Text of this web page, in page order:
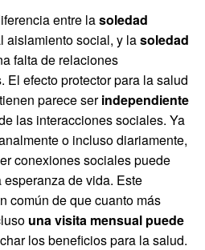
entre lasoledad
aislamiento social, y lasoledad
falta de relaciones
El efecto protector para la salud
parece serindependiente
las interacciones sociales. Ya
o incluso diariamente,
conexiones sociales puede
de vida. Este
común de que cuanto más
una visita mensual puede
los beneficios para la salud.